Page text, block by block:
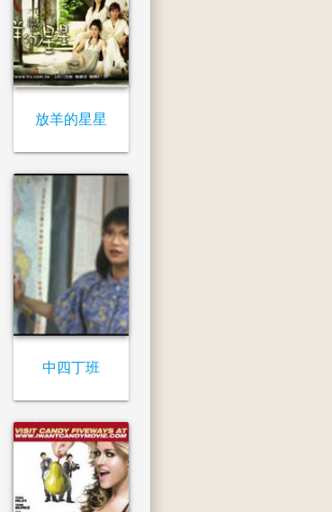
放羊的星星
中四丁班